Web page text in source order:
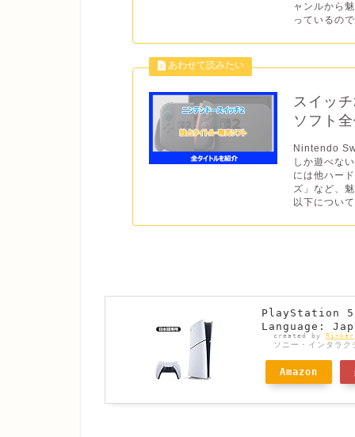
ャンルから
っているの
スイッ
ソフト
Nintendo
しか遊べな
には他ハー
ズ」など、
以下につい
PlayStation 5
Language:
created by Rinker
ソニー・インタラ
Amazon